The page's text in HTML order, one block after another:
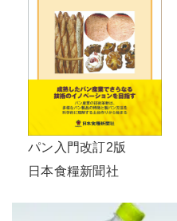
パン入門改訂2版
日本食糧新聞社